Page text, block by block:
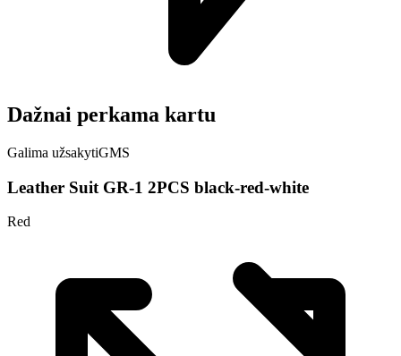
Dažnai perkama kartu
Galima užsakytiGMS
Leather Suit GR-1 2PCS black-red-white
Red